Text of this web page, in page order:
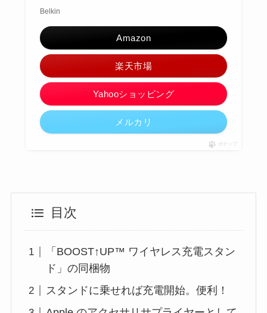
Belkin
Amazon
楽天市場
Yahooショッピング
メルカリ
ポチップ
目次
「BOOST↑UP™ ワイヤレス充電スタン
ド」の同梱物
スタンドに乗せれば充電開始。便利！